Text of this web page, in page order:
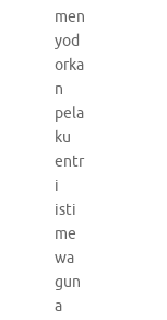
men
yod
orka
n
pela
ku
entr
i
isti
me
wa
gun
a